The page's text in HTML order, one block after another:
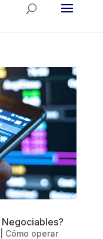
Cómo operar